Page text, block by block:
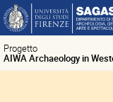
Progetto
AIWA Archaeology in